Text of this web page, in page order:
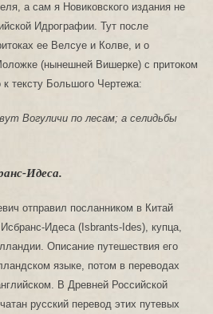
а сам я Новиковского издания не
Идрографии. Тут после
ее Велсуе и Колве, и о
(нынешней Вишерке) с притоком
тексту Большого Чертежа:
Вогуличи по лесам; а селидьбы
Идеса.
отправил посланником в Китай
Идеса (Isbrants-Ides), купца,
Описание путешествия его
языке, потом в переводах
В Древней Российской
русский перевод этих путевых